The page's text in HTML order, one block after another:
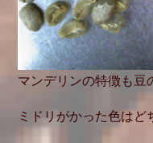
マンデリンの特徴も豆
ミドリがかった色は